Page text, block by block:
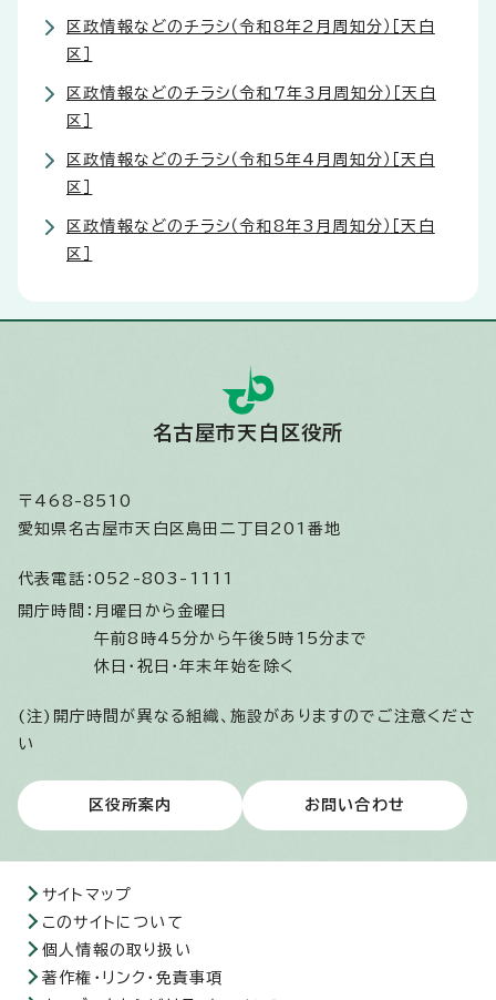
区政情報などのチラシ（令和8年2月周知分）［天白
区］
区政情報などのチラシ（令和7年3月周知分）［天白
区］
区政情報などのチラシ（令和5年4月周知分）［天白
区］
区政情報などのチラシ（令和8年3月周知分）［天白
区］
名古屋市天白区役所
〒468-8510
愛知県名古屋市天白区島田二丁目201番地
代表電話： 052-803-1111
開庁時間： 月曜日から金曜日
午前8時45分から午後5時15分まで
休日・祝日・年末年始を除く
(注)開庁時間が異なる組織、施設がありますのでご注意くださ
い
区役所案内 お問い合わせ
サイトマップ
このサイトについて
個人情報の取り扱い
著作権・リンク・免責事項